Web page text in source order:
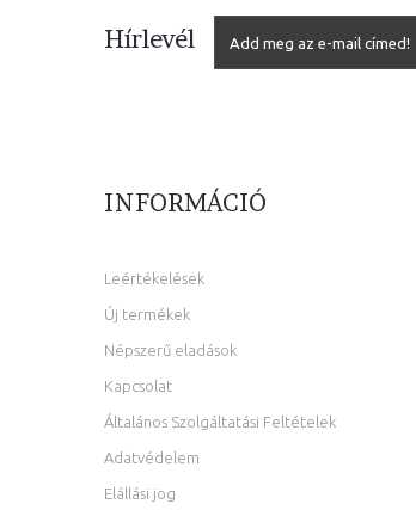
Hírlevél
INFORMÁCIÓ
Leértékelések
Új termékek
Népszerű eladások
Kapcsolat
Általános Szolgáltatási Feltételek
Adatvédelem
Elállási jog